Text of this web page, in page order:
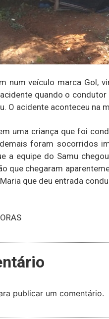
num veículo marca Gol,
quando o
O acidente aconteceu na
uma criança que foi
foram socorridos
a equipe do Samu
que chegaram
que deu entrada
publicar um comentário.